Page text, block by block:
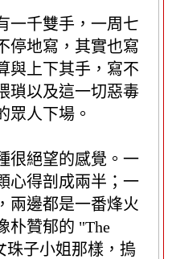
一千雙手，一周七
停地寫，其實也寫
與上下其手，寫不
瑣以及這一切惡毒
眾人下場。
很絕望的感覺。一
心得剖成兩半；一
兩邊都是一番烽火
朴贊郁的 "The
珠子小姐那樣，摀